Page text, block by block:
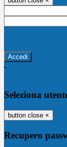
-
Seleziona
button close ×
Recupero